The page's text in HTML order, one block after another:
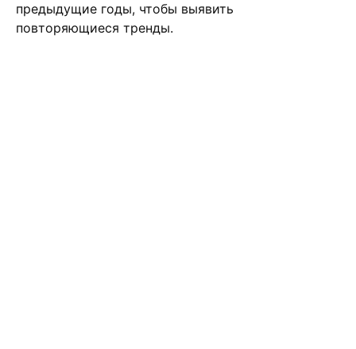
предыдущие годы, чтобы выявить
повторяющиеся тренды.